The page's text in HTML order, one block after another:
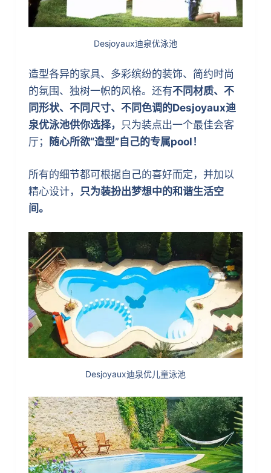
Desjoyaux迪泉优泳池
造型各异的家具、多彩缤纷的装饰、简约时尚
的氛围、独树一帜的风格。还有不同材质、不
同形状、不同尺寸、不同色调的Desjoyaux迪
泉优泳池供你选择， 只为装点出一个最佳会客
厅；
随心所欲“造型”自己的专属pool！
所有的细节都可根据自己的喜好而定，并加以
精心设计，
只为装扮出梦想中的和谐生活空
间。
Desjoyaux迪泉优儿童泳池